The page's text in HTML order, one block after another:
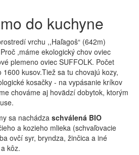
do kuchyne
vrchu ,,Haľagoš“ (642m)
,máme ekologický chov oviec
plemeno oviec SUFFOLK. Počet
kusov.Tiež sa tu chovajú kozy,
kosačky - na vypásanie kríkov
chováme aj hovädzí dobytok, ktorým
sa nachádza schválená BIO
a kozieho mlieka (schvaľovacie
ovčí syr, bryndza, žinčica a iné
kôz.